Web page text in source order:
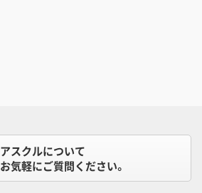
アスクルについて
お気軽にご質問ください。